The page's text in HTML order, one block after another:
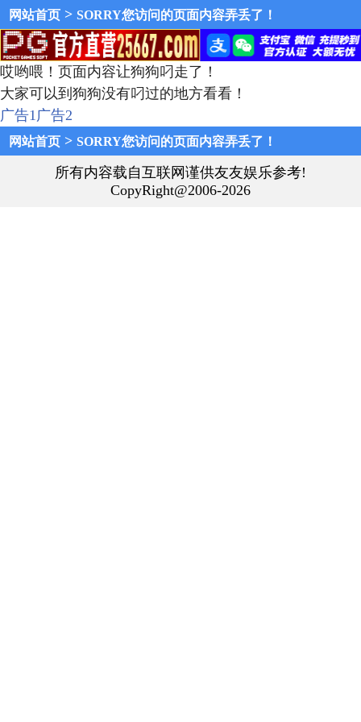
网站首页 > SORRY您访问的页面内容弄丢了！
哎哟喂！页面内容让狗狗叼走了！
大家可以到狗狗没有叼过的地方看看！
广告1广告2
网站首页 > SORRY您访问的页面内容弄丢了！
所有内容载自互联网谨供友友娱乐参考!
CopyRight@2006-2026